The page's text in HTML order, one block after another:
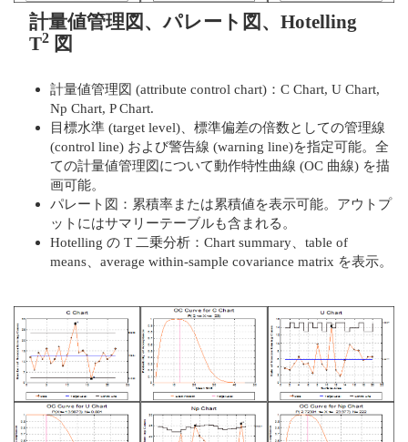
計量値管理図、パレート図、Hotelling
T2図
計量値管理図 (attribute control chart)：C Chart, U Chart,
Np Chart, P Chart.
目標水準 (target level)、標準偏差の倍数としての管理線
(control line) および警告線 (warning line)を指定可能。全
ての計量値管理図について動作特性曲線 (OC 曲線) を描
画可能。
パレート図：累積率または累積値を表示可能。アウトプ
ットにはサマリーテーブルも含まれる。
Hotelling の T 二乗分析：Chart summary、table of
means、average within-sample covariance matrix を表示。